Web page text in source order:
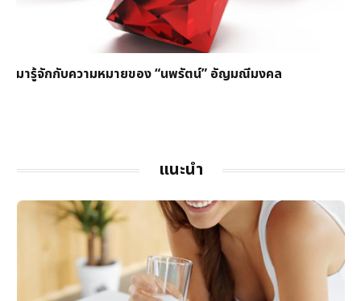
มารู้จักกับความหมายของ “นพรัตน์” อัญมณีมงคล
แนะนำ